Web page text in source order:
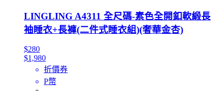
LINGLING A4311 全尺碼-素色全開釦軟緞長
袖睡衣+長褲(二件式睡衣組)(奢華金杏)
$280
$1,980
折價券
P幣